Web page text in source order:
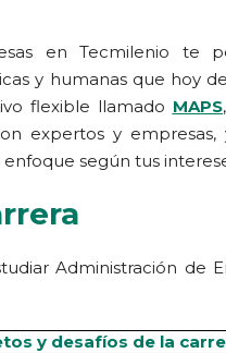
en Tecmilenio te
y humanas que hoy
flexible llamado MAPS
expertos y
según tus
Administración de
y desafíos de la